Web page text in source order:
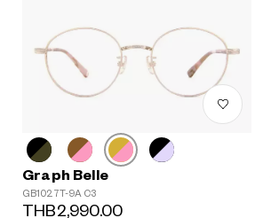
Graph Belle
GB1027T-9A C3
THB2,990.00